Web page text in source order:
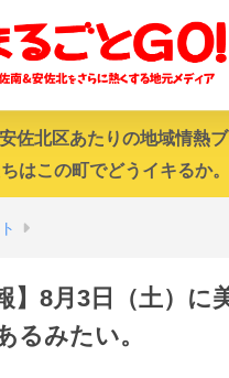
佐北区あたりの地域情熱ブ
はこの町でどうイキるか。
】8月3日（土）に
るみたい。